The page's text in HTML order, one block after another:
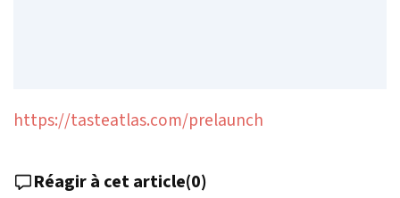
https://tasteatlas.com/prelaunch
Réagir à cet article(0)